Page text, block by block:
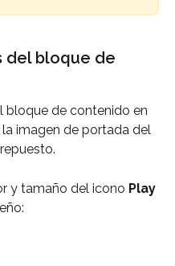
del bloque de
bloque de contenido en
imagen de portada del
y tamaño del icono Play